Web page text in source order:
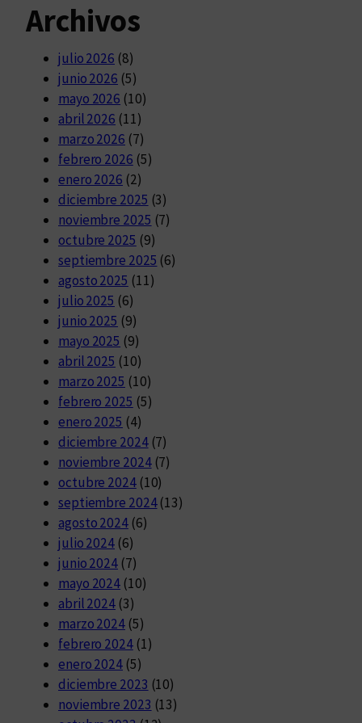
Archivos
julio 2026 (8)
junio 2026 (5)
mayo 2026 (10)
abril 2026 (11)
marzo 2026 (7)
febrero 2026 (5)
enero 2026 (2)
diciembre 2025 (3)
noviembre 2025 (7)
octubre 2025 (9)
septiembre 2025 (6)
agosto 2025 (11)
julio 2025 (6)
junio 2025 (9)
mayo 2025 (9)
abril 2025 (10)
marzo 2025 (10)
febrero 2025 (5)
enero 2025 (4)
diciembre 2024(7)
noviembre 2024(7)
octubre 2024(10)
septiembre 2024(13)
agosto 2024(6)
julio 2024 (6)
junio 2024 (7)
mayo 2024 (10)
abril 2024 (3)
marzo 2024 (5)
febrero 2024(1)
enero 2024 (5)
diciembre 2023 (10)
noviembre 2023 (13)